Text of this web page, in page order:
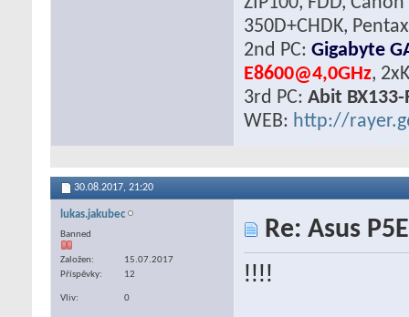
350D+CHDK,
2nd PC: Gigabyte
E8600@4,0GHz,
3rd PC: Abit BX133-
WEB: http://
30.08.2017, 21:20
lukas.jakubec
Banned
Založen
15.07.2017
Příspěvky
12
Vliv 0
Re: Asus
!!!!